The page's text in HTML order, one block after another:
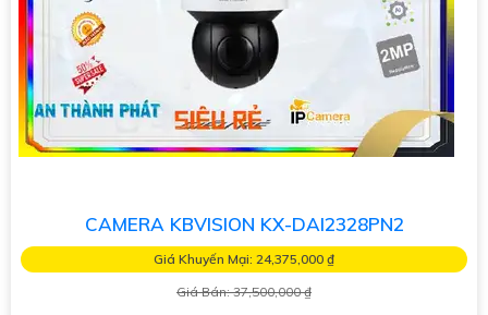
CAMERA KBVISION KX-DAI2328PN2
Giá Khuyến Mại: 24,375,000 ₫
Giá Bán: 37,500,000 ₫